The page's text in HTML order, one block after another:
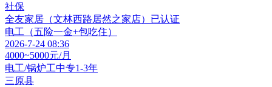
社保
全友家居（文林西路居然之家店） 已认证
电工（五险一金+包吃住）
2026-7-24 08:36
4000~5000元/月
电工/锅炉工中专1-3年
三原县